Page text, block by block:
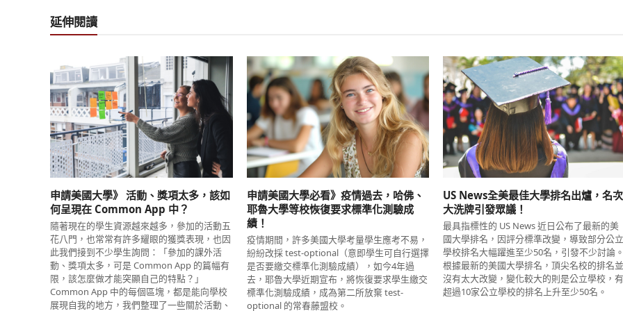
延伸閱讀
申請美國大學》 活動、獎項太多，該如
何呈現在 Common App 中？
隨著現在的學生資源越來越多，參加的活動五
花八門，也常常有許多耀眼的獲獎表現，也因
此我們接到不少學生詢問：「參加的課外活
動、獎項太多，可是 Common App 的篇幅有
限，該怎麼做才能突顯自己的特點？」
Common App 中的每個區塊，都是能向學校
展現自我的地方，我們整理了一些關於活動、
申請美國大學必看》疫情過去，哈佛、
耶魯大學等校恢復要求標準化測驗成
績！
疫情期間，許多美國大學考量學生應考不易，
紛紛改採 test-optional（意即學生可自行選擇
是否要繳交標準化測驗成績），如今4年過
去，耶魯大學近期宣布，將恢復要求學生繳交
標準化測驗成績，成為第二所放棄 test-
optional 的常春藤盟校。
US News全美最佳大學排名出爐，名次
大洗牌引發眾議！
最具指標性的 US News 近日公布了最新的美
國大學排名，因評分標準改變，導致部分公立
學校排名大幅躍進至少50名，引發不少討論。
根據最新的美國大學排名，頂尖名校的排名並
沒有太大改變，變化較大的則是公立學校，有
超過10家公立學校的排名上升至少50名。